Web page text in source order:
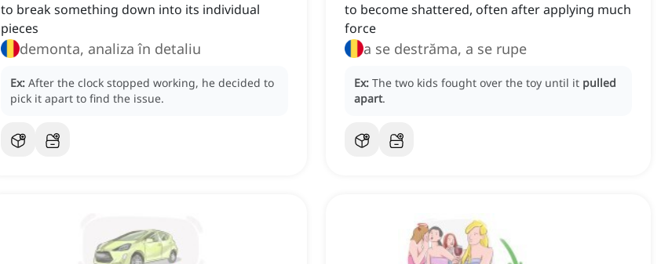
to break something down into its individual
pieces
demonta, analiza în detaliu
Ex: After the clock stopped working, he decided to
pick it apart to find the issue.
to become shattered, often after applying much
force
a se destrăma, a se rupe
Ex: The two kids fought over the toy until it pulled
apart.